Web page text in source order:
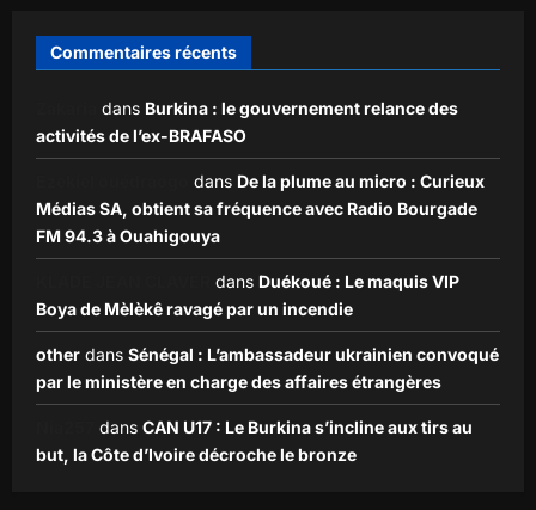
Commentaires récents
dans Burkina : le gouvernement relance des
activités de l’ex-BRAFASO
dans De la plume au micro : Curieux
Médias SA, obtient sa fréquence avec Radio Bourgade
FM 94.3 à Ouahigouya
dans Duékoué : Le maquis VIP
Boya de Mèlèkê ravagé par un incendie
other dans Sénégal : L’ambassadeur ukrainien convoqué
par le ministère en charge des affaires étrangères
dans CAN U17 : Le Burkina s’incline aux tirs au
but, la Côte d’Ivoire décroche le bronze